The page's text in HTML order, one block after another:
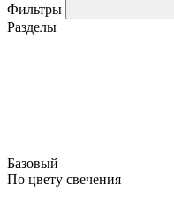
Фильтры
Разделы
Базовый
По цвету свечения